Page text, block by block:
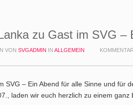
zu Gast im SVG –
VON SVGADMIN IN ALLGEMEIN
SVG – Ein Abend für alle Sinne und
laden wir euch herzlich zu einem